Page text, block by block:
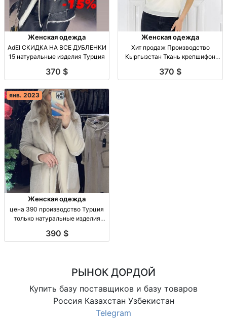
Женская одежда
AdEl СКИДКА НА ВСЕ ДУБЛЕНКИ
15 натуральные изделия Турция
370 $
Женская одежда
Хит продаж Производство
Кыргызстан Ткань крепшифон
370 $
янв. 2023
Женская одежда
цена 390 производство Турция
только натуральные изделия
390 $
РЫНОК ДОРДОЙ
Купить базу поставщиков и базу товаров
Россия Казахстан Узбекистан
Telegram